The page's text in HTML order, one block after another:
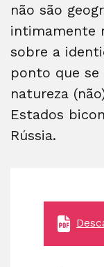
não são
intimamente
sobre a
ponto que
natureza
Estados
Rússia.